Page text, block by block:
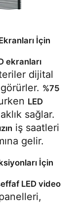
İçin
ekranları
dijital
%75
LED
sağlar.
iş saatleri
gelir.
İçin
LED video